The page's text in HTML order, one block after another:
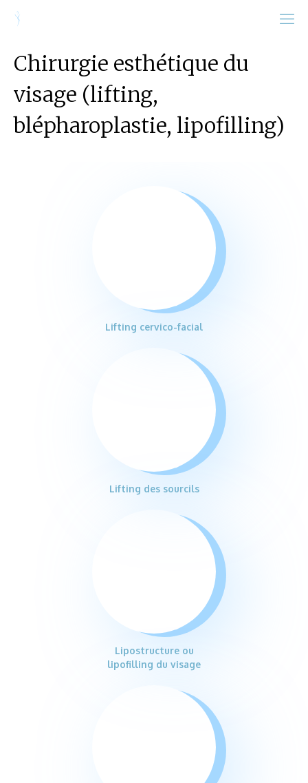
Chirurgie esthétique du
visage (lifting,
blépharoplastie, lipofilling)
Lifting cervico-facial
Lifting des sourcils
Lipostructure ou
lipofilling du visage